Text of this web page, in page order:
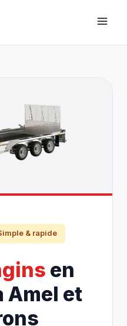
& rapide
en
Amel et